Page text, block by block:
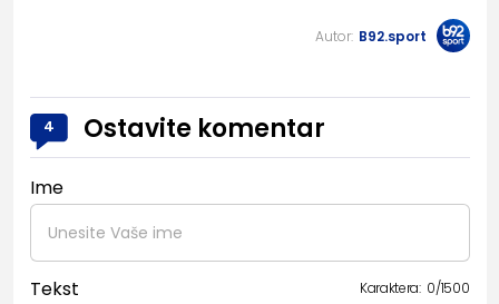
Autor: B92.sport
4 Ostavite komentar
Ime
Tekst Karaktera: 0/1500